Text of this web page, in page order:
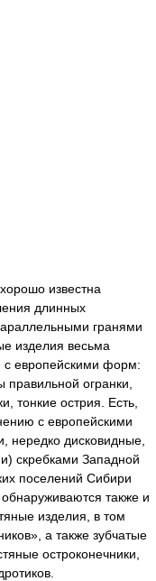
известна
длинных
гранями
изделия весьма
с европейскими форм:
правильной огранки,
тонкие острия. Есть,
с европейскими
нередко дисковидные,
скребками Западной
поселений Сибири
также и
изделия, в том
а также зубчатые
остроконечники,